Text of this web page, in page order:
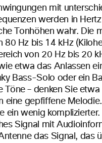
mit
werden in
Tonhöhen wahr. Die
80 Hz bis 14 kHz
von 20 Hz bis 20
etwa das Anlassen
Bass-Solo oder ein
Töne – denken Sie
eine gepfiffene
ein wenig
Signal mit
das Signal, das